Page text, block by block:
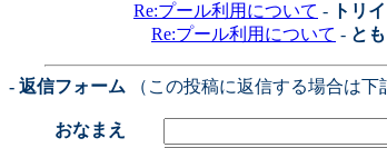
Re:プール利用について - トリイ
Re:プール利用について - とも
- 返信フォーム （この投稿に返信する場合は下
おなまえ